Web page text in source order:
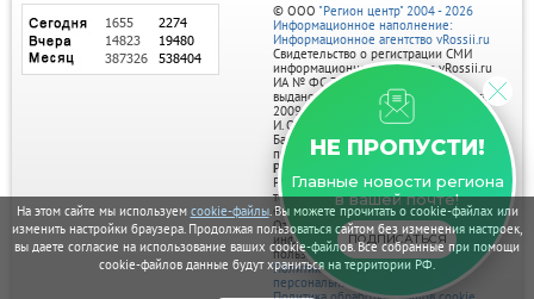
На этом сайте мы используем cookie-файлы. Вы можете прочитать о cookie-файлах или
изменить настройки браузера. Продолжая пользоваться сайтом без изменения настроек,
вы даете согласие на использование ваших cookie-файлов. Все собранные при помощи
cookie-файлов данные будут храниться на территории РФ.
НЕ ПРОПУСТИ!
Главные новости региона
в вашей почте!
ПОДПИСАТЬСЯ
© ООО "Регион центр" 2004 - 2026
Информационное наполнение:
Информационное агентство vRossii.ru
Свидетельство о регистрации СМИ
информационного агентства vRossii.ru
ИА № ФС 77‑35502
выдано РОСКОМНАДЗОРом 04 марта
2009г.
И. О. Главного редактора Нарыков А. Н.
Баннеры на портале размещаются на
правах рекламы.
Реклама на портале:
Рекламное агентство "Умный маркетинг"
тел. 7-910-267-70-40,
email: umnyy.marketing@yandex.ru
Отдельные публикации могут содержать
информацию, не предназначенную для
пользователей до 18 лет.
Политика в отношении обработки
персональных данных